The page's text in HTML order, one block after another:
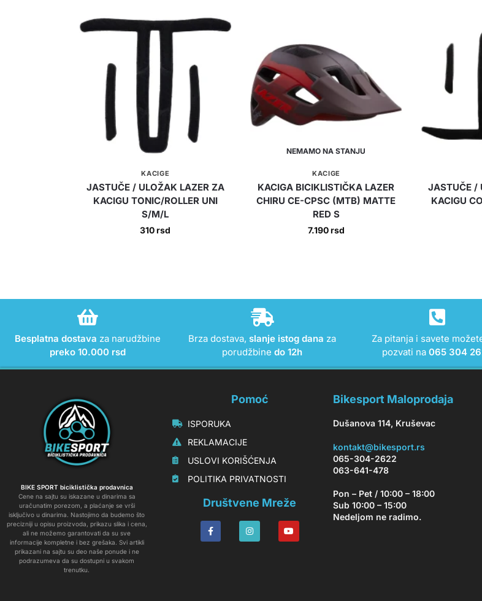
KACIGE
JASTUČE / ULOŽAK LAZER ZA
KACIGU TONIC/ROLLER UNI
S/M/L
310rsd
NEMAMO NA STANJU
KACIGE
KACIGA BICIKLISTIČKA LAZER
CHIRU CE-CPSC (MTB) MATTE
RED S
7.190rsd
JASTUČE /
KACIGU
Besplatna dostava za narudžbine
preko 10.000 rsd
Brza dostava, slanje istog dana za
porudžbine do 12h
Za pitanja i savete
pozvati na 065 304
BIKE SPORT biciklistička prodavnica
Cene na sajtu su iskazane u dinarima sa
uračunatim porezom, a plaćanje se vrši
isključivo u dinarima. Nastojimo da budemo što
precizniji u opisu proizvoda, prikazu slika i cena,
ali ne možemo garantovati da su sve
informacije kompletne i bez grešaka. Svi artikli
prikazani na sajtu su deo naše ponude i ne
podrazumeva da su dostupni u svakom
trenutku.
Pomoć
‏‏‎‏‏‎ ‎ISPORUKA
‏‏‏‏‎ ‎‎‎‎‎‎REKLAMACIJE‎‎‎
‏‏‎‏‏‎ ‎‎USLOVI KORIŠĆENJA
‏‏‏‎ ‎‎POLITIKA PRIVATNOSTI
Društvene Mreže
Bikesport Maloprodaja
Dušanova 114, Kruševac
kontakt@bikesport.rs
065-304-2622
063-641-478
Pon – Pet / 10:00 – 18:00
Sub 10:00 – 15:00
Nedeljom ne radimo.